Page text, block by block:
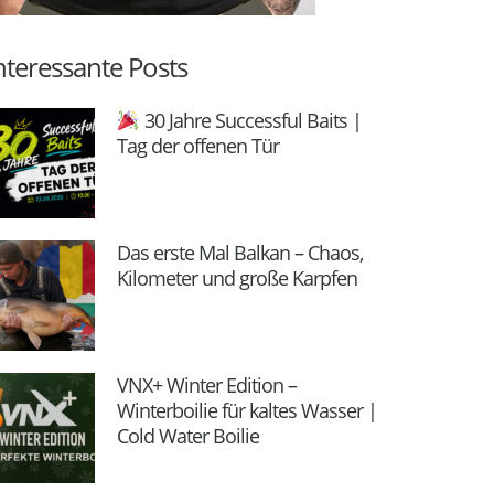
Posts
30 Jahre Successful Baits |
Tag der offenen Tür
Das erste Mal Balkan – Chaos,
Kilometer und große Karpfen
VNX+ Winter Edition –
Winterboilie für kaltes Wasser |
Cold Water Boilie